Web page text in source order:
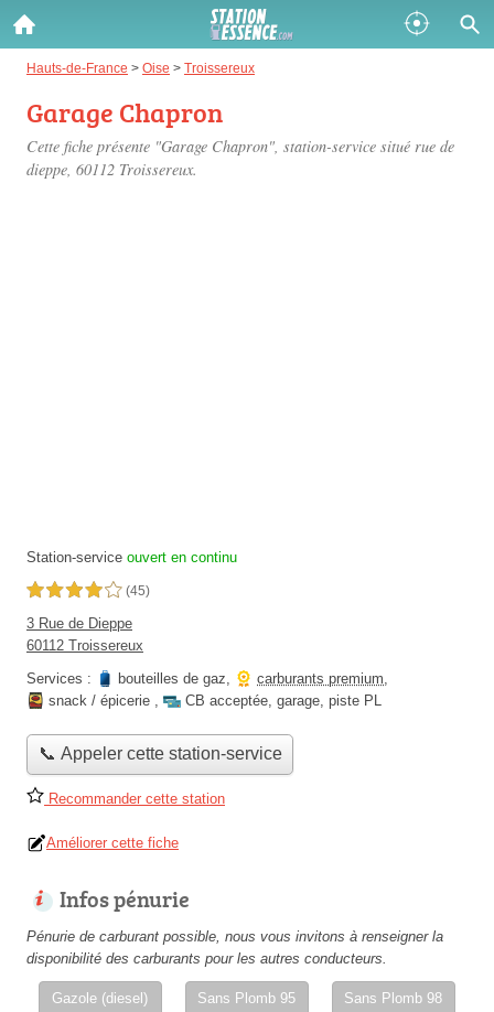
Hauts-de-France > Oise > Troissereux
Garage Chapron
Cette fiche présente "Garage Chapron", station-service situé rue de
dieppe, 60112 Troissereux.
Station-service ouvert en continu
4,0 étoiles sur 5 (45)
3 Rue de Dieppe
60112 Troissereux
Services :
bouteilles de gaz, carburants premium,
snack / épicerie , CB acceptée, garage, piste PL
📞 Appeler cette station-service
Recommander cette station
Améliorer cette fiche
Infos pénurie
Pénurie de carburant possible, nous vous invitons à renseigner la
disponibilité des carburants pour les autres conducteurs.
Gazole (diesel) Sans Plomb 95 Sans Plomb 98
Gazole :
Disponible
SP 98 :